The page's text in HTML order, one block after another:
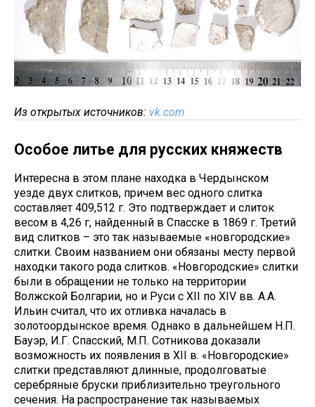
Из открытых источников: vk.com
Особое литье для русских княжеств
Интересна в этом плане находка в Чердынском
уезде двух слитков, причем вес одного слитка
составляет 409,512 г. Это подтверждает и слиток
весом в 4,26 г, найденный в Спасске в 1869 г. Третий
вид слитков – это так называемые «новгородские»
слитки. Своим названием они обязаны месту первой
находки такого рода слитков. «Новгородские» слитки
были в обращении не только на территории
Волжской Болгарии, но и Руси с XII по XIV вв. А.А.
Ильин считал, что их отливка началась в
золотоордынское время. Однако в дальнейшем Н.П.
Бауэр, И.Г. Спасский, М.П. Сотникова доказали
возможность их появления в XII в. «Новгородские»
слитки представляют длинные, продолговатые
серебряные бруски приблизительно треугольного
сечения. На распространение так называемых